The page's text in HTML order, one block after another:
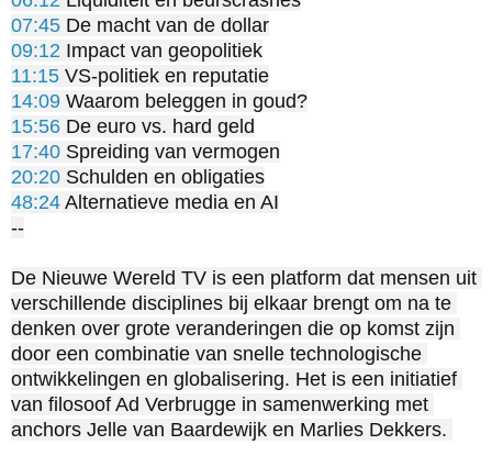
07:45
09:12
11:15
14:09
15:56
17:40
20:20
48:24 Alternatieve media en AI
--
De Nieuwe Wereld TV is een platform dat mensen uit
verschillende disciplines bij elkaar brengt om na te
denken over grote veranderingen die op komst zijn
door een combinatie van snelle technologische
ontwikkelingen en globalisering. Het is een initiatief
van filosoof Ad Verbrugge in samenwerking met
anchors Jelle van Baardewijk en Marlies Dekkers.